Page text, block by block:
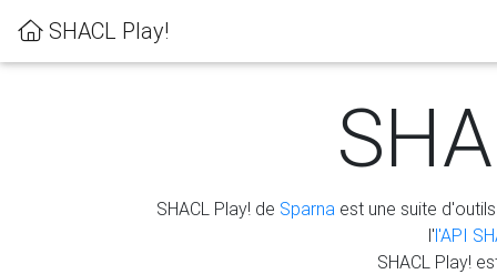
SHACL Play!
SHACL Play! de Sparna est une suite
l'l'API
SHACL Play!